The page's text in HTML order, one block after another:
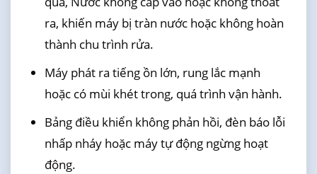
ra, khiến máy bị tràn nước hoặc không hoàn
thành chu trình rửa.
Máy phát ra tiếng ồn lớn, rung lắc mạnh
hoặc có mùi khét trong, quá trình vận hành.
Bảng điều khiển không phản hồi, đèn báo lỗi
nhấp nháy hoặc máy tự động ngừng hoạt
động.